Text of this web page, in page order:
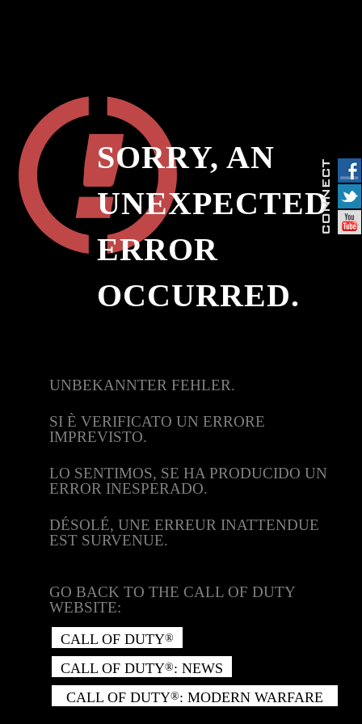
SORRY, AN
UNEXPECTED
ERROR
OCCURRED.
UNBEKANNTER FEHLER.
SI È VERIFICATO UN ERRORE
IMPREVISTO.
LO SENTIMOS, SE HA PRODUCIDO UN
ERROR INESPERADO.
DÉSOLÉ, UNE ERREUR INATTENDUE
EST SURVENUE.
GO BACK TO THE CALL OF DUTY
WEBSITE:
CALL OF DUTY®
CALL OF DUTY®: NEWS
CALL OF DUTY®: MODERN WARFARE